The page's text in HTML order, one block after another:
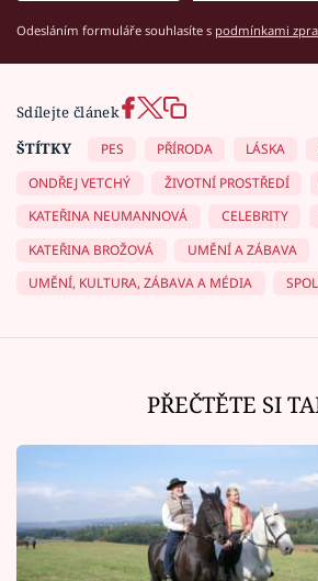
Odesláním formuláře souhlasíte s podmínkami
Sdílejte článek
ŠTÍTKY
PES PŘÍRODA LÁSKA
ONDŘEJ VETCHÝ
ŽIVOTNÍ PROSTŘEDÍ
KATEŘINA NEUMANNOVÁ
CELEBRITY
KATEŘINA BROŽOVÁ
UMĚNÍ A ZÁBAVA
UMĚNÍ, KULTURA, ZÁBAVA A MÉDIA
PŘEČTĚTE SI